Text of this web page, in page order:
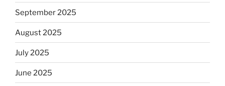
September 2025
August 2025
July 2025
June 2025